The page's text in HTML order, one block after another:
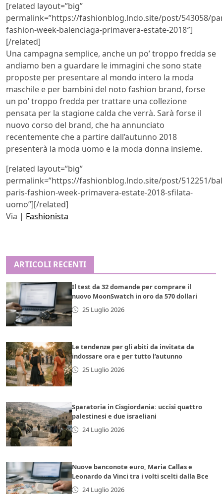
[related layout=”big”
permalink=”https://fashionblog.lndo.site/post/543058/
fashion-week-balenciaga-primavera-estate-2018″]
[/related]
Una campagna semplice, anche un po’ troppo fredda se
andiamo ben a guardare le immagini che sono state
proposte per presentare al mondo intero la moda
maschile e per bambini del noto fashion brand, forse
un po’ troppo fredda per trattare una collezione
pensata per la stagione calda che verrà. Sarà forse il
nuovo corso del brand, che ha annunciato
recentemente che a partire dall’autunno 2018
presenterà la moda uomo e la moda donna insieme.
[related layout=”big”
permalink=”https://fashionblog.lndo.site/post/512251/
paris-fashion-week-primavera-estate-2018-sfilata-
uomo”][/related]
Via | Fashionista
ARTICOLI RECENTI
Il test da 32 domande per comprare il
nuovo MoonSwatch in oro da 570 dollari
25 Luglio 2026
Le tendenze per gli abiti da invitata da
indossare ora e per tutto l’autunno
25 Luglio 2026
Sparatoria in Cisgiordania: uccisi quattro
palestinesi e due israeliani
24 Luglio 2026
Nuove banconote euro, Maria Callas e
Leonardo da Vinci tra i volti scelti dalla Bce
24 Luglio 2026